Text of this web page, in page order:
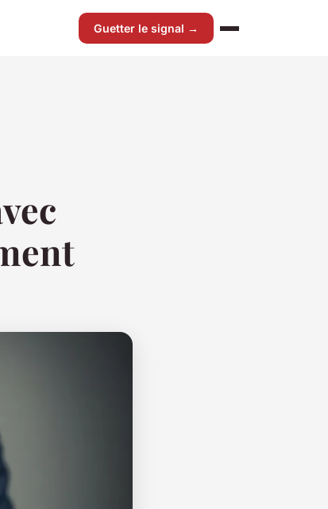
Guetter le signal →